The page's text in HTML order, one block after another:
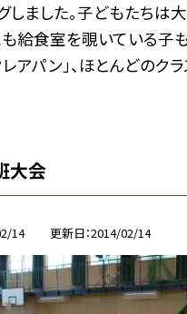
しました。子どもたちは
給食室を覗いている子
アパン」、ほとんどのク
大会
14 更新日 2014/02/14